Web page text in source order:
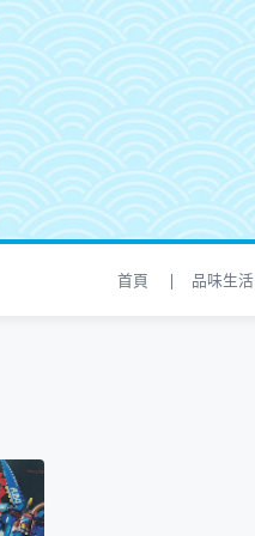
首頁 | 品味生活